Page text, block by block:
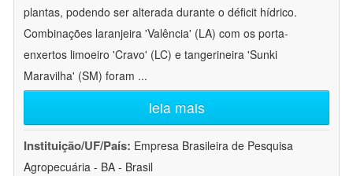
plantas, podendo ser alterada durante o déficit hídrico.
Combinações laranjeira 'Valência' (LA) com os porta-
enxertos limoeiro 'Cravo' (LC) e tangerineira 'Sunki
Maravilha' (SM) foram ...
leia mais
Instituição/UF/País: Empresa Brasileira de Pesquisa
Agropecuária - BA - Brasil